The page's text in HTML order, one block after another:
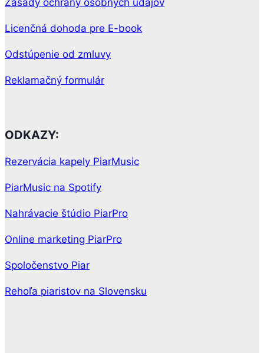
Zásady ochrany osobných údajov
Licenčná dohoda pre E-book
Odstúpenie od zmluvy
Reklamačný formulár
ODKAZY:
Rezervácia kapely PiarMusic
PiarMusic na Spotify
Nahrávacie štúdio PiarPro
Online marketing PiarPro
Spoločenstvo Piar
Rehoľa piaristov na Slovensku